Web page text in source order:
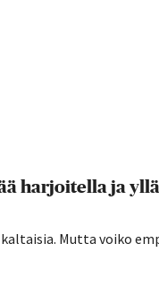
harjoitella ja
Mutta voiko